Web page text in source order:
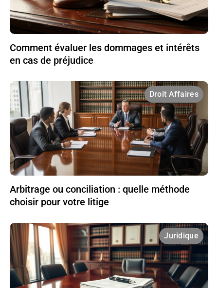
Comment évaluer les dommages et intérêts
en cas de préjudice
Droit Affaires
Arbitrage ou conciliation : quelle méthode
choisir pour votre litige
Juridique